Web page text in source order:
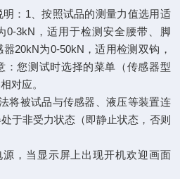
明：1、按照试品的测量力值选用适
0-3kN，适用于检测安全腰带、脚
20kN为0-50kN，适用检测双钩，
：您测试时选择的菜单（传感器型
对应。
将被试品与传感器、液压等装置连
于非受力状态（即静止状态，否则
，当显示屏上出现开机欢迎画面